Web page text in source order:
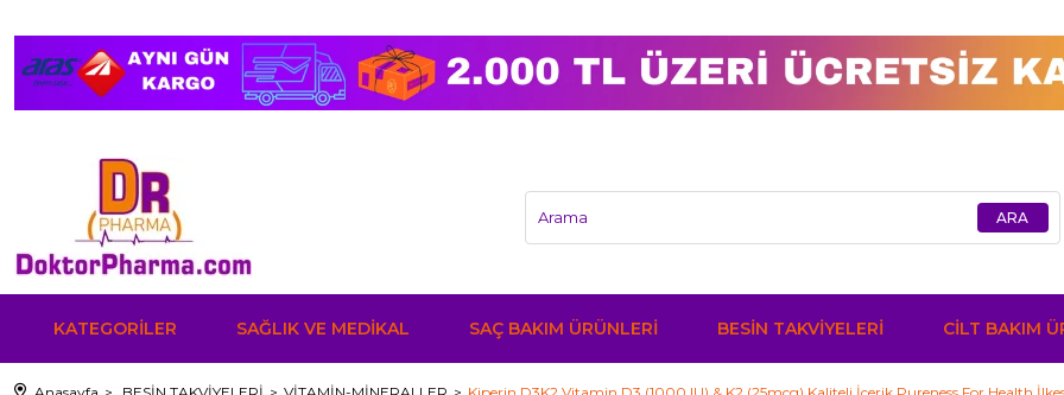
KATEGORİLER SAĞLIK VE MEDİKAL SAÇ BAKIM ÜRÜNLERİ BESİN TAKVİYELERİ CİLT BAKIM